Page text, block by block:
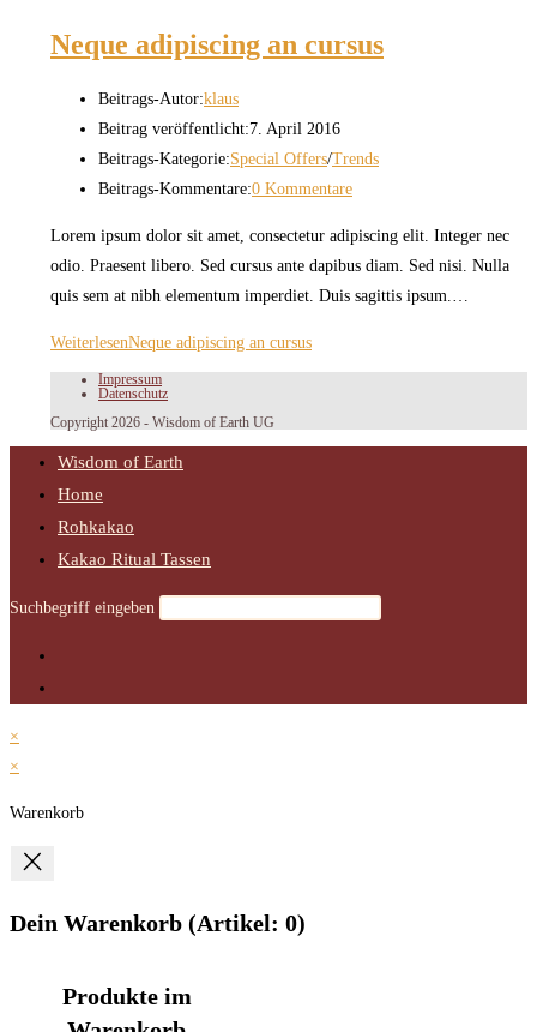
Neque adipiscing an cursus
Beitrags-Autor:klaus
Beitrag veröffentlicht:7. April 2016
Beitrags-Kategorie:Special Offers/Trends
Beitrags-Kommentare:0 Kommentare
Lorem ipsum dolor sit amet, consectetur adipiscing elit. Integer nec
odio. Praesent libero. Sed cursus ante dapibus diam. Sed nisi. Nulla
quis sem at nibh elementum imperdiet. Duis sagittis ipsum.…
WeiterlesenNeque adipiscing an cursus
Impressum
Datenschutz
Copyright 2026 - Wisdom of Earth UG
Wisdom of Earth
Home
Rohkakao
Kakao Ritual Tassen
Suchbegriff eingeben
×
×
Warenkorb
Dein Warenkorb (Artikel: 0)
Produkte im